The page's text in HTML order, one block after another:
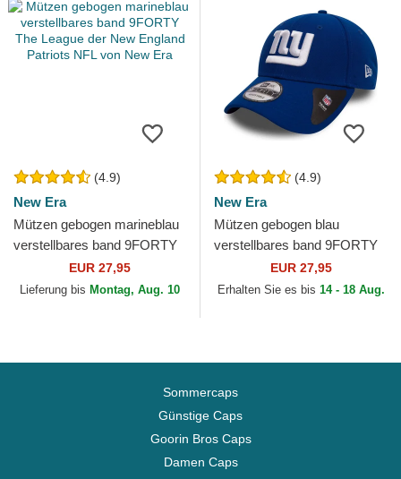
(4.9)
New Era
Mützen gebogen marineblau
verstellbares band 9FORTY
The League der New England
Patriots NFL von...
EUR 27,95
Lieferung bis Montag, Aug. 10
(4.9)
New Era
Mützen gebogen blau
verstellbares band 9FORTY
The League der New York
Giants NFL von New Era
EUR 27,95
Erhalten Sie es bis 14 - 18 Aug.
Sommercaps
Günstige Caps
Goorin Bros Caps
Damen Caps